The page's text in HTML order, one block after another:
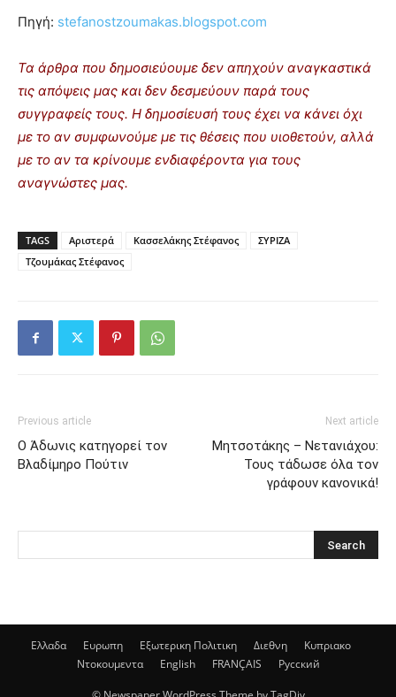
Πηγή: stefanostzoumakas.blogspot.com
Τα άρθρα που δημοσιεύουμε δεν απηχούν αναγκαστικά
τις απόψεις μας και δεν δεσμεύουν παρά τους
συγγραφείς τους. Η δημοσίευσή τους έχει να κάνει όχι
με το αν συμφωνούμε με τις θέσεις που υιοθετούν, αλλά
με το αν τα κρίνουμε ενδιαφέροντα για τους
αναγνώστες μας.
TAGS Αριστερά Κασσελάκης Στέφανος
ΣΥΡΙΖΑ
Τζουμάκας Στέφανος
Previous article
Ο Άδωνις κατηγορεί τον
Βλαδίμηρο Πούτιν
Next article
Μητσοτάκης – Νετανιάχου:
Τους τάδωσε όλα τον
γράφουν κανονικά!
Ελλαδα Ευρωπη Εξωτερικη Πολιτικη Διεθνη
Κυπριακο
Ντοκουμεντα
English FRANÇAIS Русский